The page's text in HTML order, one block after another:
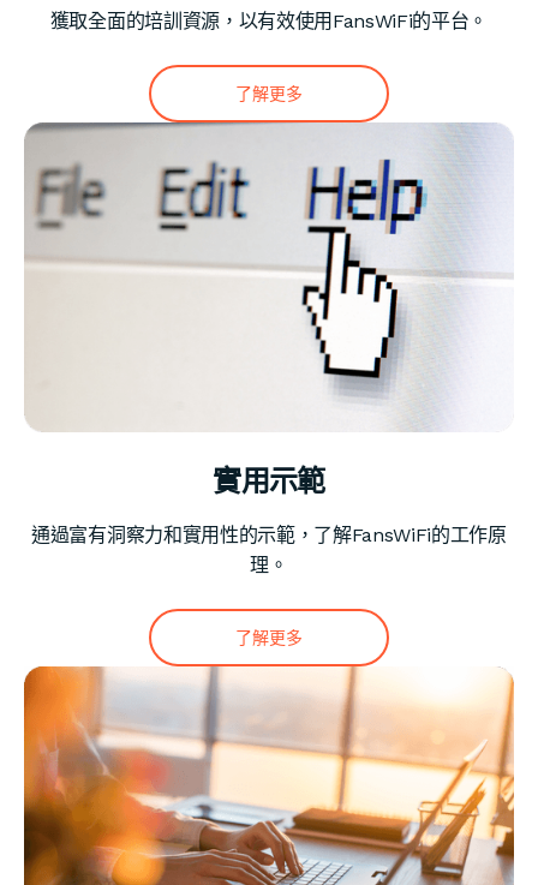
獲取全面的培訓資源，以有效使用FansWiFi的平台。
了解更多
實用示範
通過富有洞察力和實用性的示範，了解FansWiFi的工作原
理。
了解更多